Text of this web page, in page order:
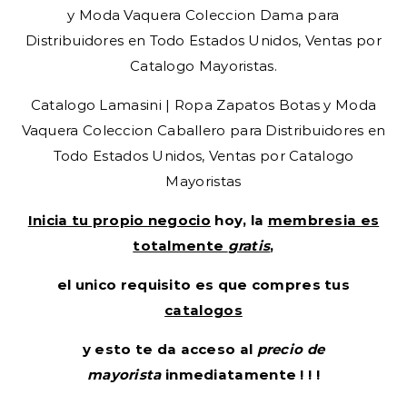
y Moda Vaquera Coleccion Dama para
Distribuidores en Todo Estados Unidos, Ventas por
Catalogo Mayoristas.
Catalogo Lamasini | Ropa Zapatos Botas y Moda
Vaquera Coleccion Caballero para Distribuidores en
Todo Estados Unidos, Ventas por Catalogo
Mayoristas
Inicia tu propio negocio hoy, la membresia es
totalmente gratis,
el unico requisito es que compres tus
catalogos
y esto te da acceso al precio de
mayoristainmediatamente ! ! !